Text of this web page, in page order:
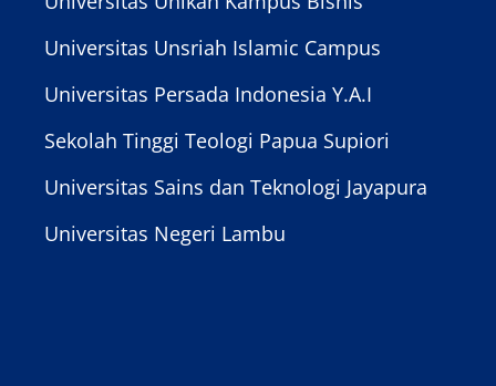
Unsriah Islamic Campus
Persada Indonesia Y.A.I
Tinggi Teologi Papua Supiori
Sains dan Teknologi Jayapura
Negeri Lambu